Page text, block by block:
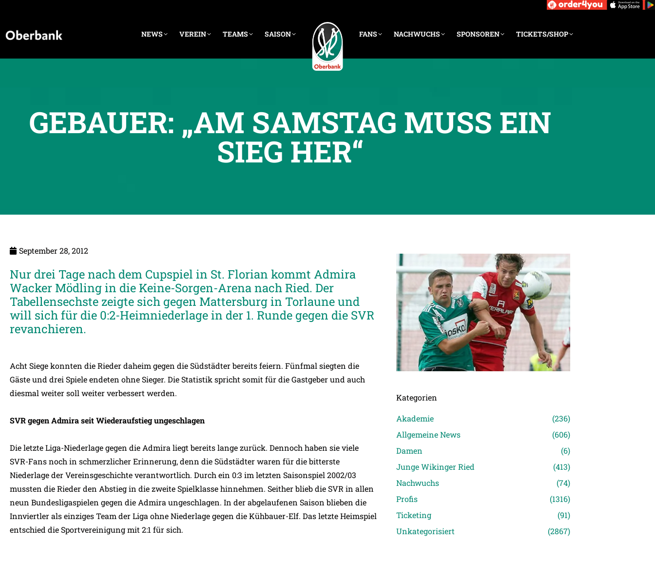
NEWS VEREIN TEAMS SAISON FANS NACHWUCHS SPONSOREN TICKETS/SHOP
GEBAUER: „AM SAMSTAG MUSS EIN
SIEG HER“
September 28, 2012
Nur drei Tage nach dem Cupspiel in St. Florian kommt Admira
Wacker Mödling in die Keine-Sorgen-Arena nach Ried. Der
Tabellensechste zeigte sich gegen Mattersburg in Torlaune und
will sich für die 0:2-Heimniederlage in der 1. Runde gegen die SVR
revanchieren.
Acht Siege konnten die Rieder daheim gegen die Südstädter bereits feiern. Fünfmal siegten die
Gäste und drei Spiele endeten ohne Sieger. Die Statistik spricht somit für die Gastgeber und auch
diesmal weiter soll weiter verbessert werden.
SVR gegen Admira seit Wiederaufstieg ungeschlagen
Die letzte Liga-Niederlage gegen die Admira liegt bereits lange zurück. Dennoch haben sie viele
SVR-Fans noch in schmerzlicher Erinnerung, denn die Südstädter waren für die bitterste
Niederlage der Vereinsgeschichte verantwortlich. Durch ein 0:3 im letzten Saisonspiel 2002/03
mussten die Rieder den Abstieg in die zweite Spielklasse hinnehmen. Seither blieb die SVR in allen
neun Bundesligaspielen gegen die Admira ungeschlagen. In der abgelaufenen Saison blieben die
Innviertler als einziges Team der Liga ohne Niederlage gegen die Kühbauer-Elf. Das letzte Heimspiel
entschied die Sportvereinigung mit 2:1 für sich.
Kategorien
Akademie
(236)
Allgemeine News
(606)
Damen
(6)
Junge Wikinger Ried
(413)
Nachwuchs
(74)
Profis
(1316)
Ticketing
(91)
Unkategorisiert
(2867)